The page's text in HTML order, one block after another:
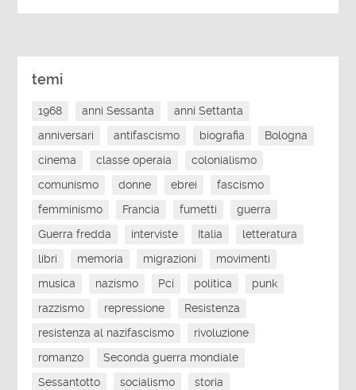
temi
1968 anni Sessanta
anni Settanta
anniversari
antifascismo biografia
Bologna
cinema
classe operaia
colonialismo
comunismo
donne ebrei
fascismo
femminismo
Francia fumetti
guerra
Guerra fredda
interviste Italia
letteratura
libri
memoria migrazioni
movimenti
musica
nazismo Pci politica
punk
razzismo
repressione
Resistenza
resistenza al nazifascismo
rivoluzione
romanzo
Seconda guerra mondiale
Sessantotto
socialismo
storia